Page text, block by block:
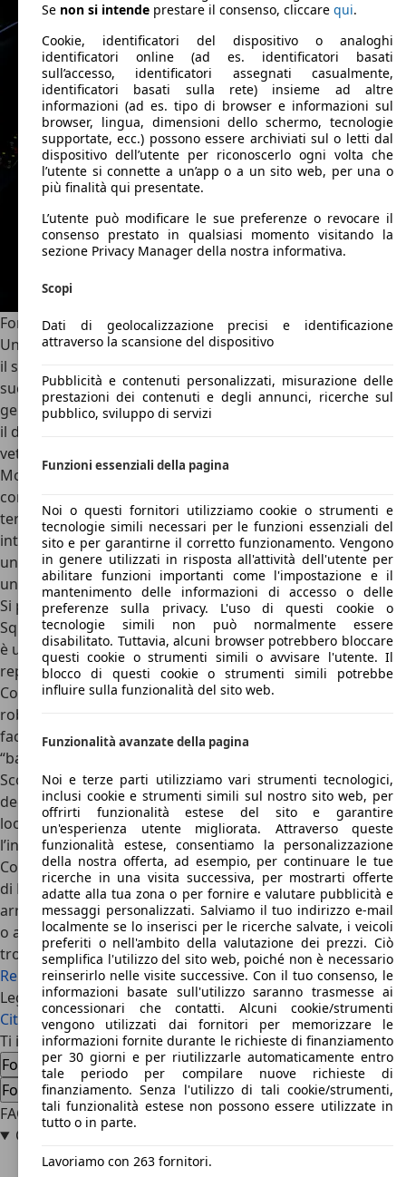
Ford Scorpio: Alternative e Concorrenti
Uno dei grandi limiti di Ford Scorpio è stato, senza dubbio,
il suo stile. Il look triste della vettura ne ha pregiudicato il
successo in un mercato come quello delle ammiraglie
generaliste che alla fine degli anni ’90 stava andando verso
il declino che oggi ha fatto scomparire tutte queste
vetture.
Mondeo, lei stessa ormai abbandonata, mentre diverse
concorrenti di Ford Scorpio non sono arrivate a vedere il
terzo millennio. A causa del suo stile discutibile, di un
interno che non trasmetteva troppo lusso e all’assenza di
un motore turbodiesel di piccola cilindrata, Ford Scorpio fu
un vero e proprio flop commerciale, e fu un vero peccato.
Si perché Scorpio non è solo l’auto che tantissimi cattivi di
Squadra Speciale Cobra 11 hanno distrutto negli anni, ma
è una berlina davvero sorprendente vista la sua
reputazione.
Comoda, spaziosa, dotata di tutto ciò che serve, piuttosto
robusta e affidabile e soprattutto capace di essere molto
facile e rilassante allaguida ma più dinamica e meno
“barcollante”
Scorpio di prima generazione, questa seconda serie fu
decisamente migliore su tantissimi aspetti, tranne che sul
look. E questo, sfortunatamente, ne ha decretato
l’insuccesso.
Concludiamo come di consueto con le dirette concorrenti
di Ford Scorpio, le ammiraglie generaliste che come lei
arrivarono all’ultima generazione prima di essere sostituite
o abbandonate. Tra le più vendute in quel periodo
troviamo infatti l’Alfa Romeo 164, laOpel Omega, la
Renault Safrane , l’ottima Honda 800 e la sua cugina Honda
Legend, senza dimenticare le altre francesiPeugeot 605e
Citroen XM.
Ti interessa la Ford Scorpio
Ford Scorpio usata Ford Scorpio nuova auto
Ford Scorpio offerte concessionario
FAQ
Che vettura è la Ford Scorpio?
Se non si intende prestare il consenso, cliccare qui.
Cookie, identificatori del dispositivo o analoghi
identificatori online (ad es. identificatori basati
sull’accesso, identificatori assegnati casualmente,
identificatori basati sulla rete) insieme ad altre
informazioni (ad es. tipo di browser e informazioni sul
browser, lingua, dimensioni dello schermo, tecnologie
supportate, ecc.) possono essere archiviati sul o letti dal
dispositivo dell’utente per riconoscerlo ogni volta che
l’utente si connette a un’app o a un sito web, per una o
più finalità qui presentate.
L’utente può modificare le sue preferenze o revocare il
consenso prestato in qualsiasi momento visitando la
sezione Privacy Manager della nostra informativa.
Scopi
Dati di geolocalizzazione precisi e identificazione
attraverso la scansione del dispositivo
Pubblicità e contenuti personalizzati, misurazione delle
prestazioni dei contenuti e degli annunci, ricerche sul
pubblico, sviluppo di servizi
Funzioni essenziali della pagina
Noi o questi fornitori utilizziamo cookie o strumenti e
tecnologie simili necessari per le funzioni essenziali del
sito e per garantirne il corretto funzionamento. Vengono
in genere utilizzati in risposta all'attività dell'utente per
abilitare funzioni importanti come l'impostazione e il
mantenimento delle informazioni di accesso o delle
preferenze sulla privacy. L'uso di questi cookie o
tecnologie simili non può normalmente essere
disabilitato. Tuttavia, alcuni browser potrebbero bloccare
questi cookie o strumenti simili o avvisare l'utente. Il
blocco di questi cookie o strumenti simili potrebbe
influire sulla funzionalità del sito web.
Funzionalità avanzate della pagina
Noi e terze parti utilizziamo vari strumenti tecnologici,
inclusi cookie e strumenti simili sul nostro sito web, per
offrirti funzionalità estese del sito e garantire
un'esperienza utente migliorata. Attraverso queste
funzionalità estese, consentiamo la personalizzazione
della nostra offerta, ad esempio, per continuare le tue
ricerche in una visita successiva, per mostrarti offerte
adatte alla tua zona o per fornire e valutare pubblicità e
messaggi personalizzati. Salviamo il tuo indirizzo e-mail
localmente se lo inserisci per le ricerche salvate, i veicoli
preferiti o nell'ambito della valutazione dei prezzi. Ciò
semplifica l'utilizzo del sito web, poiché non è necessario
reinserirlo nelle visite successive. Con il tuo consenso, le
informazioni basate sull'utilizzo saranno trasmesse ai
concessionari che contatti. Alcuni cookie/strumenti
vengono utilizzati dai fornitori per memorizzare le
informazioni fornite durante le richieste di finanziamento
per 30 giorni e per riutilizzarle automaticamente entro
tale periodo per compilare nuove richieste di
finanziamento. Senza l'utilizzo di tali cookie/strumenti,
tali funzionalità estese non possono essere utilizzate in
tutto o in parte.
Lavoriamo con 263 fornitori.